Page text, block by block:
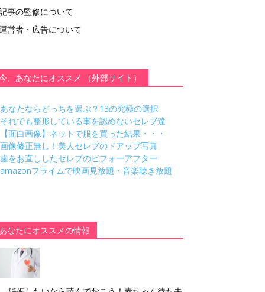
事の監修について
営者・広告について
、あなたにオススメ （外部サイト）
あなたならどっちを選ぶ？13の究極の選択
それでも整形している事を認めないセレブ達
【面白画像】ネットで服を買った結果・・・
画像修正無し！美人セレブのドアップ写真
歯をお直ししたセレブのビフォーアフター
amazonプライムで映画見放題・音楽聴き放題
あなたにオススメの情報